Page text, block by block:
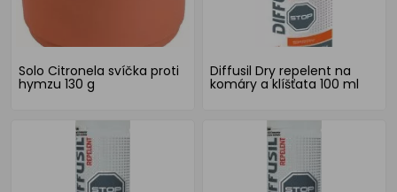
Solo Citronela svíčka proti
hymzu 130 g
Diffusil Dry repelent na
komáry a klíšťata 100 ml